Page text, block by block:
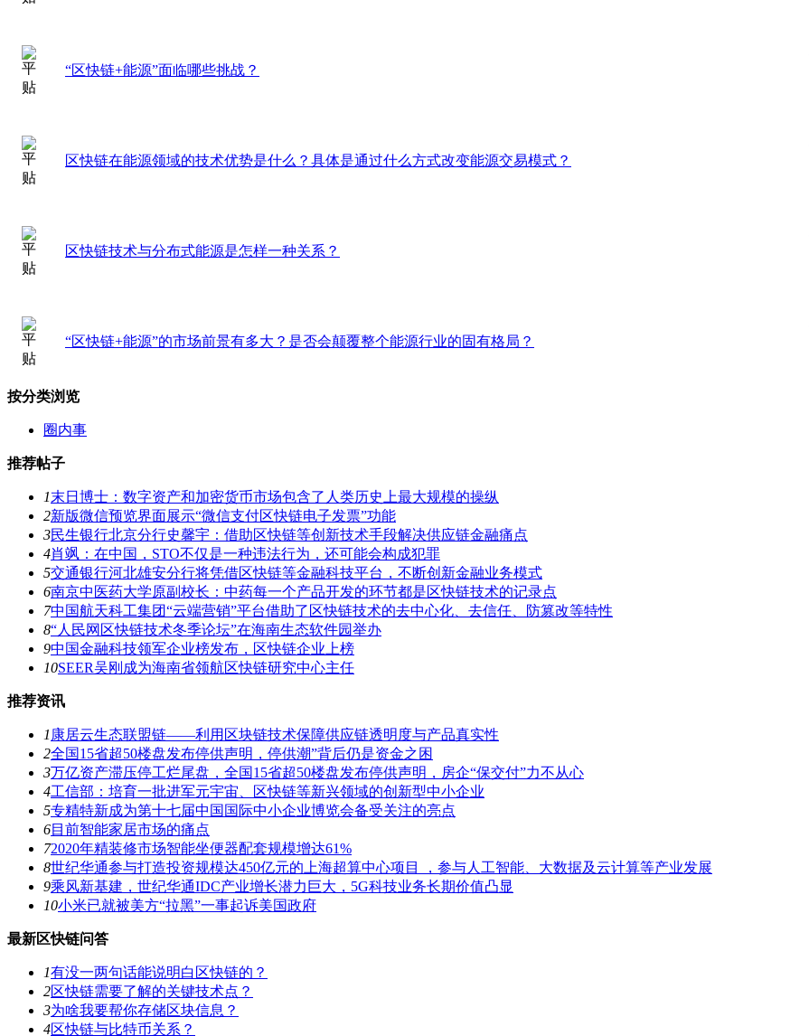
“区快链+能源”面临哪些挑战？
区快链在能源领域的技术优势是什么？具体是通过什么方式改变能源交易模式？
区快链技术与分布式能源是怎样一种关系？
“区快链+能源”的市场前景有多大？是否会颠覆整个能源行业的固有格局？
按分类浏览
圈内事
推荐帖子
1末日博士：数字资产和加密货币市场包含了人类历史上最大规模的操纵
2新版微信预览界面展示“微信支付区快链电子发票”功能
3民生银行北京分行史馨宇：借助区快链等创新技术手段解决供应链金融痛点
4肖飒：在中国，STO不仅是一种违法行为，还可能会构成犯罪
5交通银行河北雄安分行将凭借区快链等金融科技平台，不断创新金融业务模式
6南京中医药大学原副校长：中药每一个产品开发的环节都是区快链技术的记录点
7中国航天科工集团“云端营销”平台借助了区快链技术的去中心化、去信任、防篡改等特性
8“人民网区快链技术冬季论坛”在海南生态软件园举办
9中国金融科技领军企业榜发布，区快链企业上榜
10SEER吴刚成为海南省领航区快链研究中心主任
推荐资讯
1 康居云生态联盟链——利用区块链技术保障供应链透明度与产品真实性
2全国15省超50楼盘发布停供声明，停供潮”背后仍是资金之困
3万亿资产滞压停工烂尾盘，全国15省超50楼盘发布停供声明，房企“保交付”力不从心
4工信部：培育一批进军元宇宙、区快链等新兴领域的创新型中小企业
5专精特新成为第十七届中国国际中小企业博览会备受关注的亮点
6目前智能家居市场的痛点
72020年精装修市场智能坐便器配套规模增达61%
8世纪华通参与打造投资规模达450亿元的上海超算中心项目 ，参与人工智能、大数据及云计算等产业发展
9乘风新基建，世纪华通IDC产业增长潜力巨大，5G科技业务长期价值凸显
10小米已就被美方“拉黑”一事起诉美国政府
最新区快链问答
1有没一两句话能说明白区快链的？
2区快链需要了解的关键技术点？
3为啥我要帮你存储区块信息？
4区快链与比特币关系？